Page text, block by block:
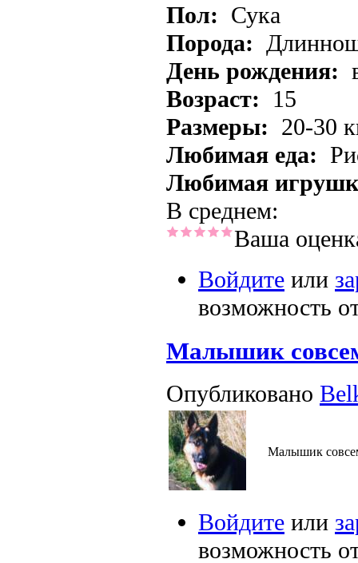
Пол: Сука
Порода:
День рождения:
Возраст: 15
Размеры: 20-30
Любимая еда:
Любимая
В среднем:
Ваша
Войдите или
возможность
Малышик
Опубликовано
Малышик
Войдите или
возможность